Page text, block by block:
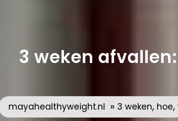
3 weken
mayahealthyweight.nl » 3 weken, hoe,